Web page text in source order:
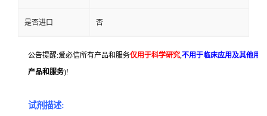
是否进口 否
公告提醒:爱必信所有产品和服务仅用于科学研究,不用于临床应用及其他用
产品和服务)!
试剂描述: